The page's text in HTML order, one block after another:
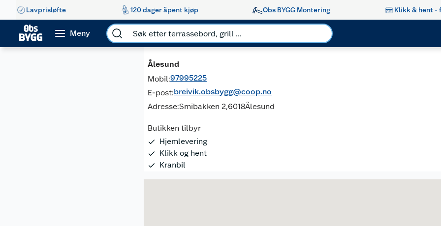
Lavprisløfte 120 dager åpent kjøp Obs BYGG Montering Klikk & hent -
Meny
Ålesund
Mobil:97995225
E-post:breivik.obsbygg@coop.no
Adresse:Smibakken 2,6018Ålesund
Butikken tilbyr
Hjemlevering
Klikk og hent
Kranbil